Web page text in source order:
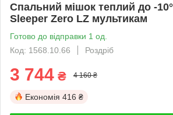
Спальний мішок теплий до -
Sleeper Zero LZ мультикам
Готово до відправки 1 од.
Код: 1568.10.66
Роздріб
3 744 ₴ 4 160 ₴
Економія 416 ₴